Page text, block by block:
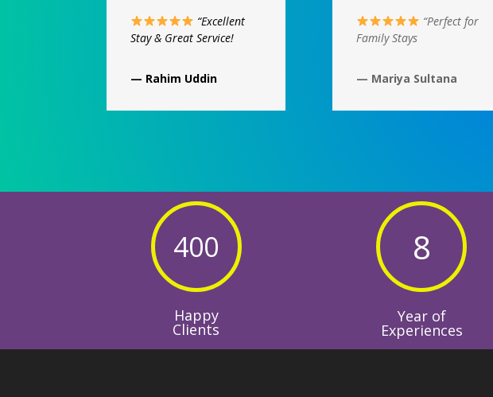
“Excellent
Stay & Great Service!
— Rahim Uddin
“Perfect for
Family Stays
— Mariya Sultana
400
Happy
Clients
8
Year of
Experiences